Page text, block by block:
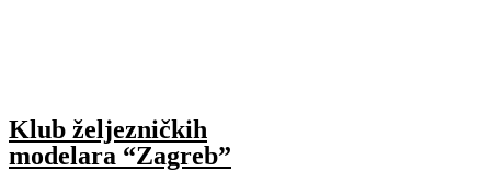
Klub željezničkih
modelara “Zagreb”